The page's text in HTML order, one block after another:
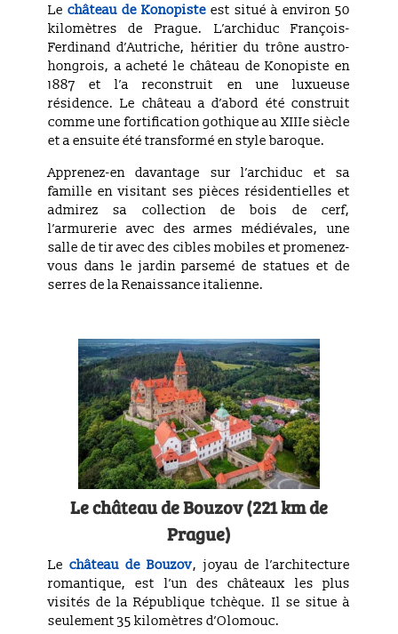
Le château de Konopisteest situé à environ 50
kilomètres de Prague. L’archiduc François-
Ferdinand d’Autriche, héritier du trône austro-
hongrois, a acheté le château de Konopiste en
1887 et l’a reconstruit en une luxueuse
résidence. Le château a d’abord été construit
comme une fortification gothique au XIIIe siècle
et a ensuite été transformé en style baroque.
Apprenez-en davantage sur l’archiduc et sa
famille en visitant ses pièces résidentielles et
admirez sa collection de bois de cerf,
l’armurerie avec des armes médiévales, une
salle de tir avec des cibles mobiles et promenez-
vous dans le jardin parsemé de statues et de
serres de la Renaissance italienne.
Le château de Bouzov (221 km de
Prague)
Le château de Bouzov, joyau de l’architecture
romantique, est l’un des châteaux les plus
visités de la République tchèque. Il se situe à
seulement 35 kilomètres d’Olomouc.